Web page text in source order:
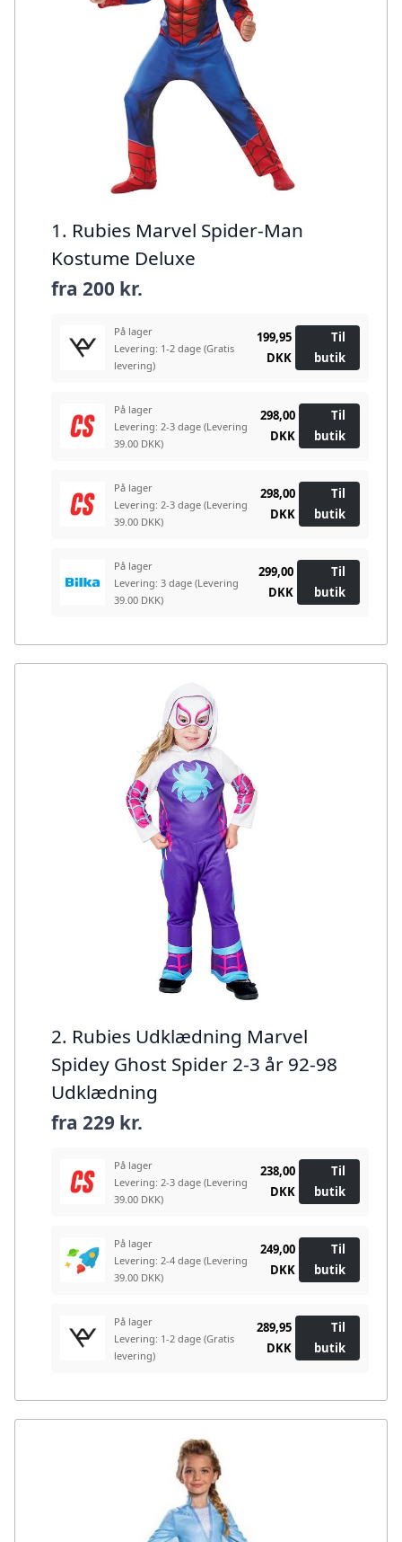
1. Rubies Marvel Spider-Man
Kostume Deluxe
fra 200 kr.
På lager
Levering: 1-2 dage (Gratis
levering)
199,95
DKK
Til
butik
På lager
Levering: 2-3 dage (Levering
39.00 DKK)
298,00
DKK
Til
butik
På lager
Levering: 2-3 dage (Levering
39.00 DKK)
298,00
DKK
Til
butik
På lager
Levering: 3 dage (Levering
39.00 DKK)
299,00
DKK
Til
butik
2. Rubies Udklædning Marvel
Spidey Ghost Spider 2-3 år 92-98
Udklædning
fra 229 kr.
På lager
Levering: 2-3 dage (Levering
39.00 DKK)
238,00
DKK
Til
butik
På lager
Levering: 2-4 dage (Levering
39.00 DKK)
249,00
DKK
Til
butik
På lager
Levering: 1-2 dage (Gratis
levering)
289,95
DKK
Til
butik